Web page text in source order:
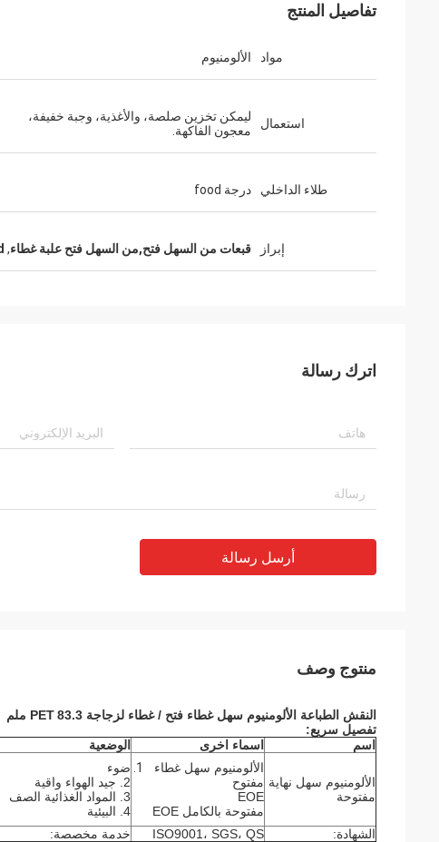
أحب ذلك كثيرا. أنا أرسل
تفاصيل المنتج
مواد الألومنيوم
استعمال
ليمكن تخزين صلصة، والأغذية، وجبة خفيفة،
معجون الفاكهة.
طلاء الداخلي درجة food
إبراز قبعات من السهل فتح,من السهل فتح علبة غطاء,
اترك رسالة
أرسل رسالة
منتوج وصف
النقش الطباعة الألومنيوم سهل غطاء فتح / غطاء لزجاجة PET 83.3 ملم
تفصيل سريع:
اسم
اسماء اخرى الوضعية
الألومنيوم سهل نهاية
مفتوحة
الألومنيوم سهل غطاء
مفتوح
EOE
مفتوحة بالكامل EOE
ضوء
2. جيد الهواء واقية
3. المواد الغذائية الصف
4. البيئية
الشهادة:
ISO9001، SGS، QS خدمة مخصصة: